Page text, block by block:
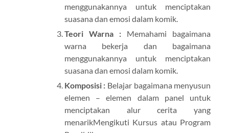
menggunakannya untuk menciptakan
suasana dan emosi dalam komik.
Teori Warna : Memahami bagaimana
warna bekerja dan bagaimana
menggunakannya untuk menciptakan
suasana dan emosi dalam komik.
Komposisi : Belajar bagaimana menyusun
elemen – elemen dalam panel untuk
menciptakan alur cerita yang
menarikMengikuti Kursus atau Program